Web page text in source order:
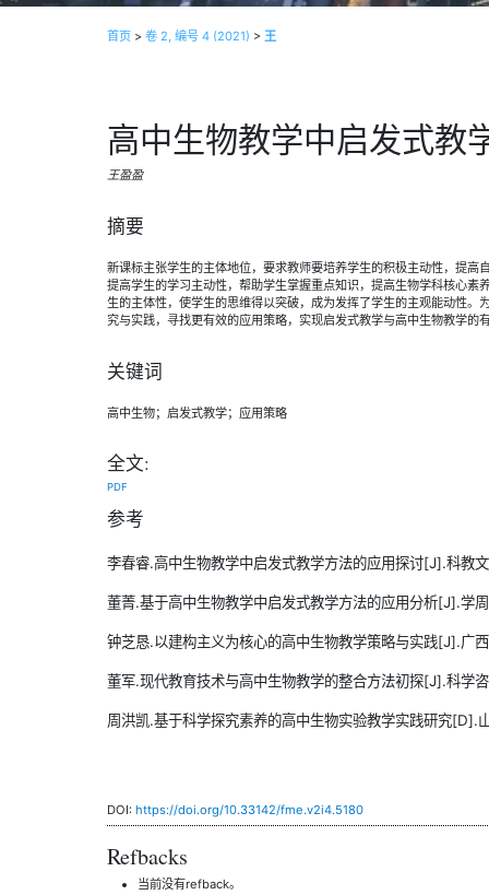
首页 > 卷 2, 编号 4 (2021) > 王
高中生物教学中启发式教
王盈盈
摘要
新课标主张学生的主体地位，要求教师要培养学生的积极主动性，提高
提高学生的学习主动性，帮助学生掌握重点知识，提高生物学科核心素
生的主体性，使学生的思维得以突破，成为发挥了学生的主观能动性。
究与实践，寻找更有效的应用策略，实现启发式教学与高中生物教学的
关键词
高中生物；启发式教学；应用策略
全文:
PDF
参考
李春睿.高中生物教学中启发式教学方法的应用探讨[J].科教
董菁.基于高中生物教学中启发式教学方法的应用分析[J].学
钟芝恳.以建构主义为核心的高中生物教学策略与实践[J].广
董军.现代教育技术与高中生物教学的整合方法初探[J].科学
周洪凯.基于科学探究素养的高中生物实验教学实践研究[D].
DOI: https://doi.org/10.33142/fme.v2i4.5180
Refbacks
当前没有refback。